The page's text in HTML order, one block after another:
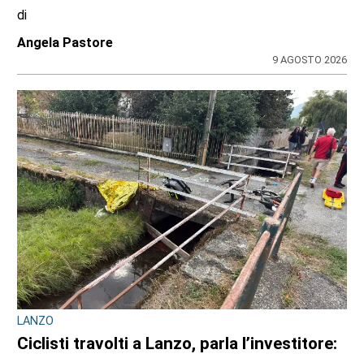
Luca Argentero sostiene Sergio:
“Ridiamogli la libertà” con un montascale
Angela Pastore
9 AGOSTO 2026